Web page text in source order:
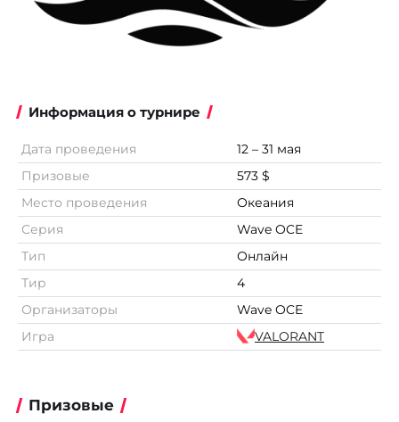
Информация о турнире
Дата проведения
12 – 31 мая
Призовые
573 $
Место проведения
Океания
Серия
Wave OCE
Тип
Онлайн
Тир
4
Организаторы
Wave OCE
Игра
VALORANT
Призовые